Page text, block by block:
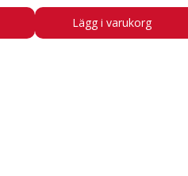
Lägg i varukorg